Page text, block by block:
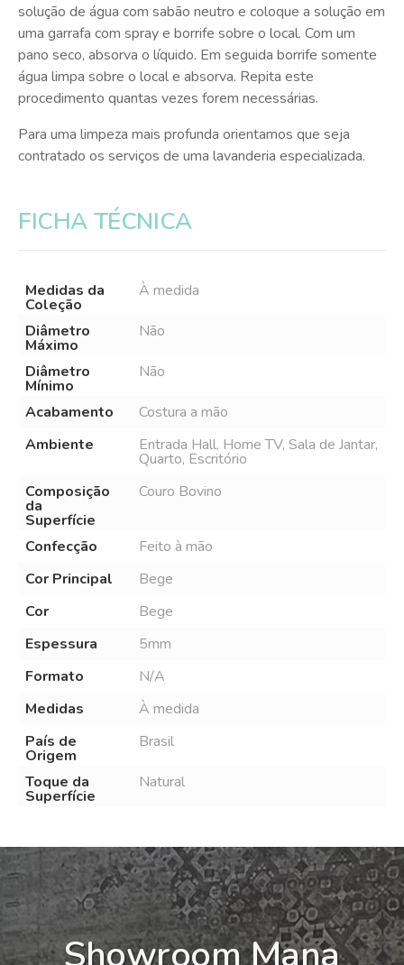
solução de água com sabão neutro e coloque a solução em
uma garrafa com spray e borrife sobre o local. Com um
pano seco, absorva o líquido. Em seguida borrife somente
água limpa sobre o local e absorva. Repita este
procedimento quantas vezes forem necessárias.
Para uma limpeza mais profunda orientamos que seja
contratado os serviços de uma lavanderia especializada.
FICHA TÉCNICA
Medidas da
Coleção
À medida
Diâmetro
Máximo
Não
Diâmetro
Mínimo
Não
Acabamento
Costura a mão
Ambiente
Entrada Hall, Home TV, Sala de Jantar,
Quarto, Escritório
Composição
da
Superfície
Couro Bovino
Confecção
Feito à mão
Cor Principal
Bege
Cor
Bege
Espessura
5mm
Formato
N/A
Medidas
À medida
País de
Origem
Brasil
Toque da
Superfície
Natural
Showroom Mana